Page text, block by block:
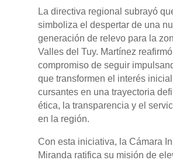
La directiva regional subrayó
simboliza el despertar de una
generación de relevo para la
Valles del Tuy. Martínez
compromiso de seguir
que transformen el interés
cursantes en una trayectoria
ética, la transparencia y el
en la región.
Con esta iniciativa, la Cámara
Miranda ratifica su misión de